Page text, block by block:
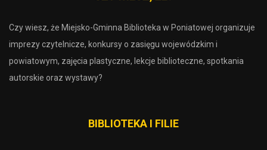
Czy wiesz, że Miejsko-Gminna Biblioteka w Poniatowej organizuje
imprezy czytelnicze, konkursy o zasięgu wojewódzkim i
powiatowym, zajęcia plastyczne, lekcje biblioteczne, spotkania
autorskie oraz wystawy?
BIBLIOTEKA I FILIE